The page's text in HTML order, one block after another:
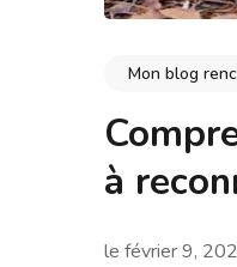
Mon blog
à
le février 9,